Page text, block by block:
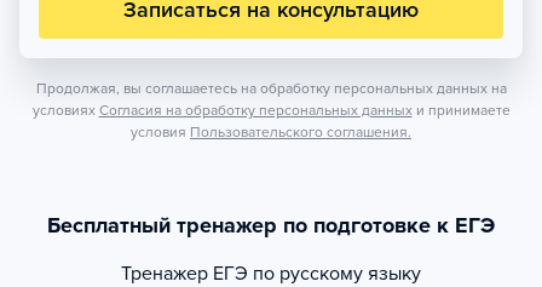
Записаться на консультацию
Продолжая, вы соглашаетесь на обработку персональных данных на
условиях Согласия на обработку персональных данных и принимаете
условия Пользовательского соглашения.
Бесплатный тренажер по подготовке к ЕГЭ
Тренажер ЕГЭ по русскому языку